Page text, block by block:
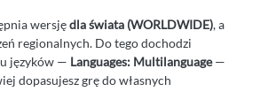
wersjędla świata (WORLDWIDE), a
regionalnych. Do tego dochodzi
języków — Languages: Multilanguage—
dopasujesz grę do własnych